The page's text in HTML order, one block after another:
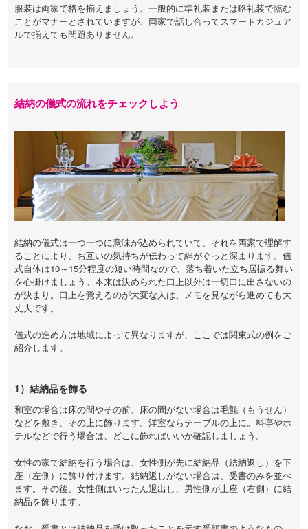
服装は両家で格を揃えましょう。一般的に準礼装または略礼装で臨む
ことがマナーとされていますが、両家で話し合ってスマートカジュア
ルで揃えても問題ありません。
結納の儀式の流れをチェックしよう
結納の儀式は一つ一つに意味が込められていて、それを両家で理解す
ることにより、お互いの気持ちが伝わって絆がぐっと深まります。儀
式自体は10～15分程度の短い時間なので、落ち着いた立ち居振る舞い
を心掛けましょう。本来は決められた口上以外は一切口に出さないの
が決まり。口上を覚えるのが大変な人は、メモを見ながら進めても大
丈夫です。
儀式の進め方は地域によって異なりますが、ここでは関東式の例をご
紹介します。
1）結納品を飾る
和室の場合は床の間やその前、床の間がない場合は毛氈（もうせん）
などを敷き、その上に飾ります。洋室ならテーブルの上に。料亭やホ
テルなどで行う場合は、どこに飾ればいいか確認しましょう。
女性の家で結納を行う場合は、女性側が先に結納品（結納返し）を下
座（左側）に飾り付けます。結納返しがない場合は、受書のみを並べ
ます。その後、女性側はいったん退出し、男性側が上座（右側）に結
納品を飾ります。